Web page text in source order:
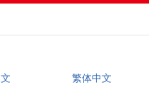
繁体中文